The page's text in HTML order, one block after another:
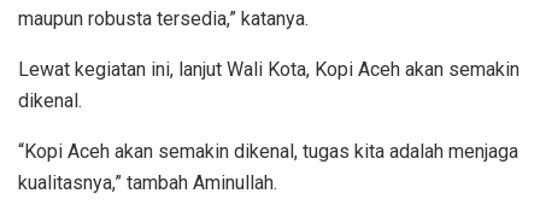
maupun robusta tersedia,” katanya.
Lewat kegiatan ini, lanjut Wali Kota, Kopi Aceh akan semakin
dikenal.
“Kopi Aceh akan semakin dikenal, tugas kita adalah menjaga
kualitasnya,” tambah Aminullah.